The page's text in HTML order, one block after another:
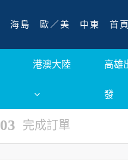
海島 歐／美 中東 首頁
港澳大陸 高雄
發
03 完成訂單